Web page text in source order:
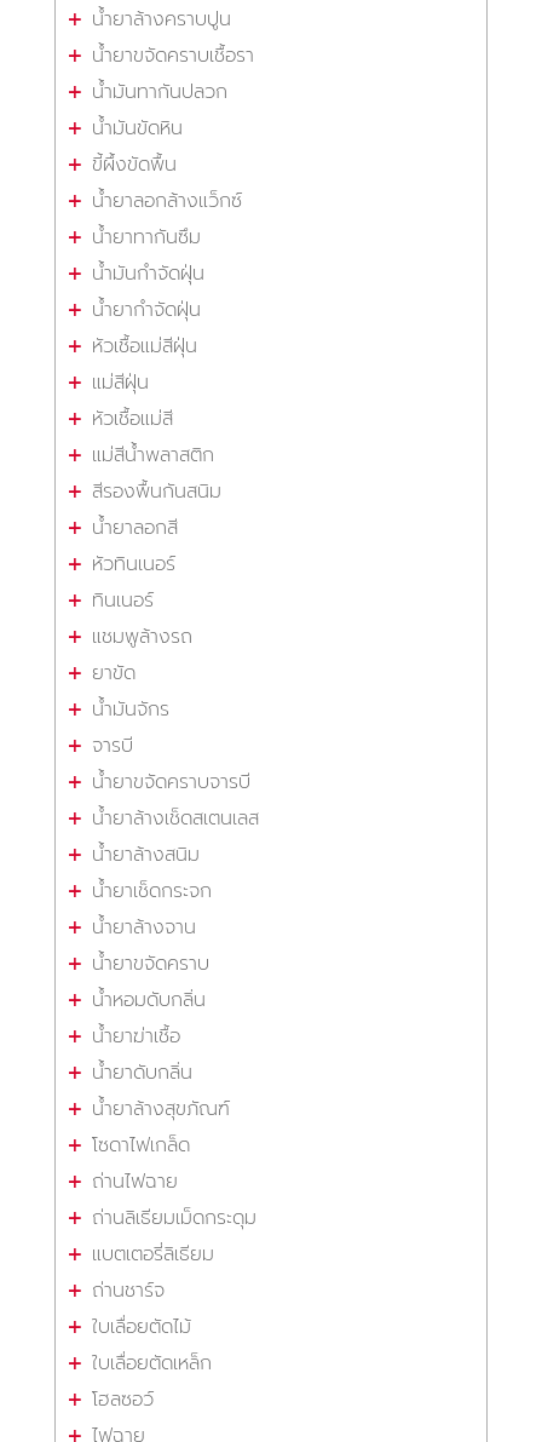
น้ำยาล้างคราบปูน
น้ำยาขจัดคราบเชื้อรา
น้ำมันทากันปลวก
น้ำมันขัดหิน
ขี้ผึ้งขัดพื้น
น้ำยาลอกล้างแว็กซ์
น้ำยาทากันซึม
น้ำมันกำจัดฝุ่น
น้ำยากำจัดฝุ่น
หัวเชื้อแม่สีฝุ่น
แม่สีฝุ่น
หัวเชื้อแม่สี
แม่สีน้ำพลาสติก
สีรองพื้นกันสนิม
น้ำยาลอกสี
หัวทินเนอร์
ทินเนอร์
แชมพูล้างรถ
ยาขัด
น้ำมันจักร
จารบี
น้ำยาขจัดคราบจารบี
น้ำยาล้างเช็ดสเตนเลส
น้ำยาล้างสนิม
น้ำยาเช็ดกระจก
น้ำยาล้างจาน
น้ำยาขจัดคราบ
น้ำหอมดับกลิ่น
น้ำยาฆ่าเชื้อ
น้ำยาดับกลิ่น
น้ำยาล้างสุขภัณฑ์
โซดาไฟเกล็ด
ถ่านไฟฉาย
ถ่านลิเธียมเม็ดกระดุม
แบตเตอรี่ลิเธียม
ถ่านชาร์จ
ใบเลื่อยตัดไม้
ใบเลื่อยตัดเหล็ก
โฮลซอว์